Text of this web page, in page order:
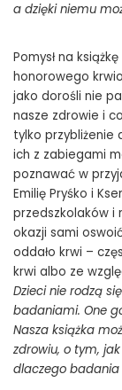
jak-rozmawiac-z-
a dzięki niemu
Pomysł na
honorowego
jako dorośli nie
nasze zdrowie i
tylko przybliżenie
ich z zabiegami
poznawać w
Emilię Pryśko i
przedszkolaków i
okazji sami
oddało krwi –
krwi albo ze
Dzieci nie rodzą
badaniami. One
Nasza książka
zdrowiu, o tym,
dlaczego badania